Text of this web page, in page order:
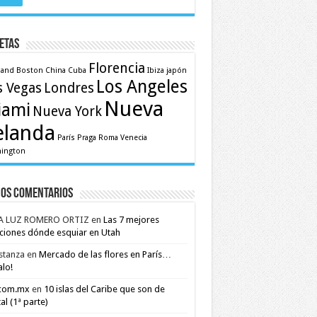
Boston China Cuba Florencia Ibiza japón
Vegas Londres Los Angeles
Nueva York Nueva
París Praga Roma Venecia
comentarios
LUZ ROMERO ORTIZ en Las 7 mejores
dónde esquiar en Utah
en Mercado de las flores en París…
en 10 islas del Caribe que son de
(1ª parte)